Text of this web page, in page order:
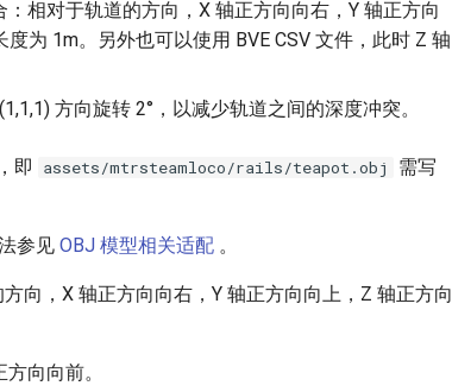
相对于轨道的方向，X 轴正方向向右，Y 轴正方向
为 1m。另外也可以使用 BVE CSV 文件，此时 Z 轴
方向旋转 2°，以减少轨道之间的深度冲突。
即 assets/mtrsteamloco/rails/teapot.obj
需写
参见 OBJ 模型相关适配 。
向，X 轴正方向向右，Y 轴正方向向上，Z 轴正方向
向向前。